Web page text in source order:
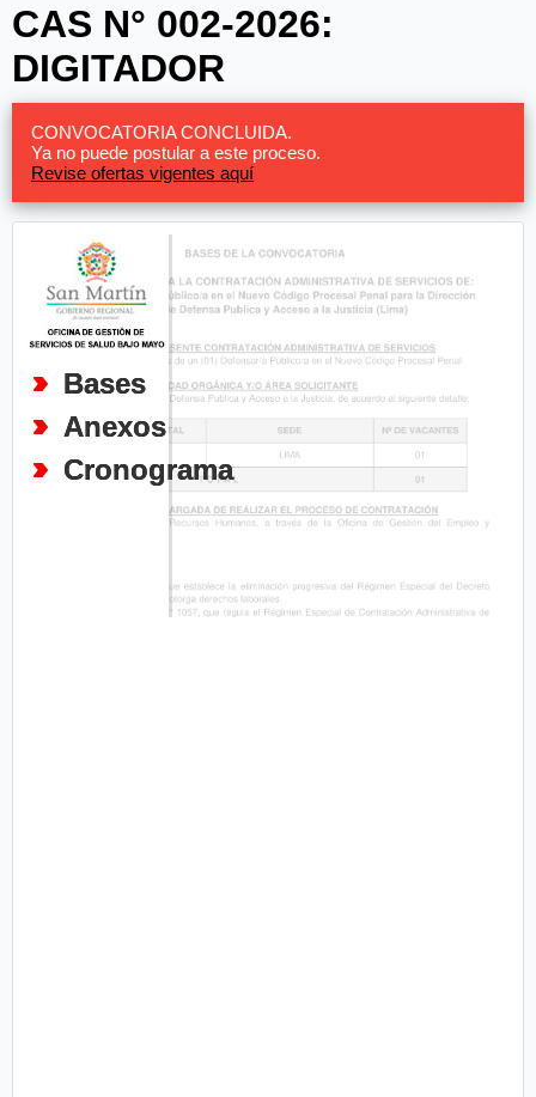
CAS N° 002-2026:
DIGITADOR
CONVOCATORIA CONCLUIDA.
Ya no puede postular a este proceso.
Revise ofertas vigentes aquí
Bases
Anexos
Cronograma